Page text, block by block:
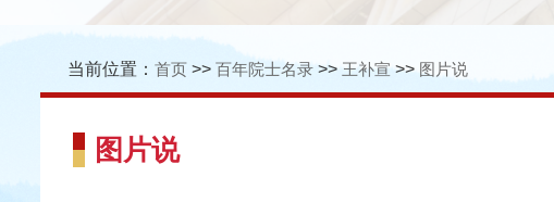
当前位置： 首页 >> 百年院士名录 >> 王补宣 >> 图片说
图片说